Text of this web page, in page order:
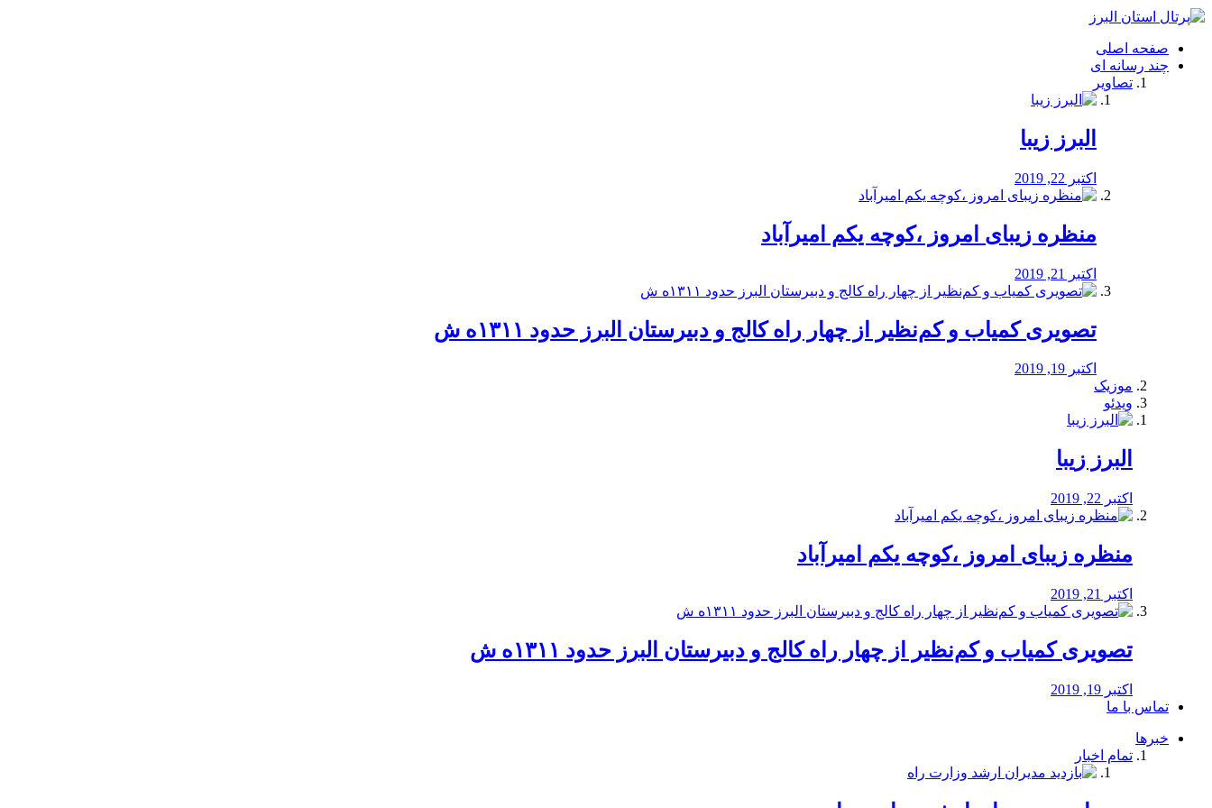
فصد
شرق
تهران
خشکشویی
صفحه اصلی
چند رسانه ای
تصاویر
البرز زیبا
اکتبر 22, 2019
منظره‌‌ زیبای امروز ،کوچه یکم امیرآباد
اکتبر 21, 2019
️تصویری کمیاب و کم‌نظیر از چهار راه كالج و دبيرستان البرز حدود ۱۳۱۱ه ش
اکتبر 19, 2019
موزیک
ویدئو
البرز زیبا
اکتبر 22, 2019
منظره‌‌ زیبای امروز ،کوچه یکم امیرآباد
اکتبر 21, 2019
️تصویری کمیاب و کم‌نظیر از چهار راه كالج و دبيرستان البرز حدود ۱۳۱۱ه ش
اکتبر 19, 2019
تماس با ما
خبرها
تمام اخبار